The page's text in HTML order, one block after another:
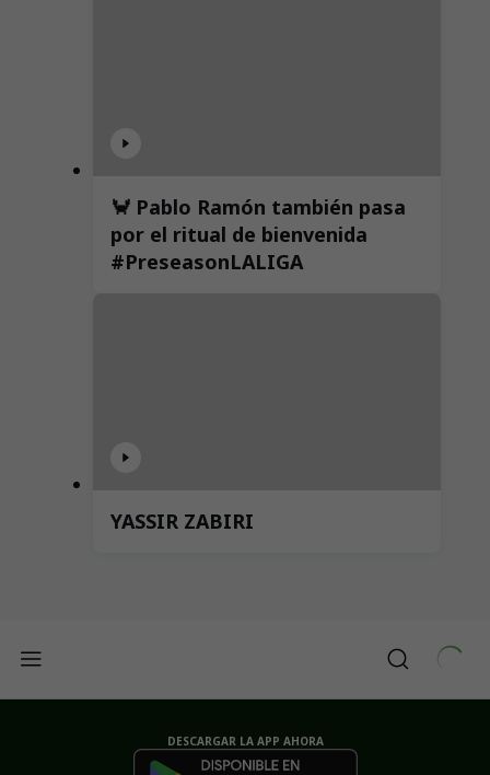
🦀 Pablo Ramón también pasa
por el ritual de bienvenida
#PreseasonLALIGA
YASSIR ZABIRI
DESCARGAR LA APP AHORA